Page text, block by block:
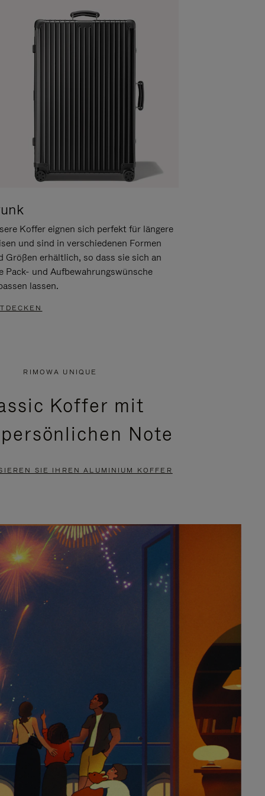
Koffer eignen sich perfekt für längere
und sind in verschiedenen Formen
Größen erhältlich, so dass sie sich an
Pack- und Aufbewahrungswünsche
lassen.
RIMOWA UNIQUE
Koffer mit
Note
SIE IHREN ALUMINIUM KOFFER